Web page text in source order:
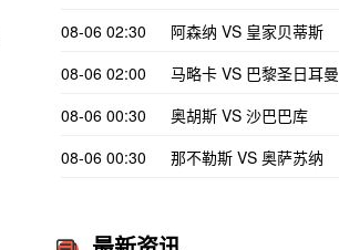
08-06 02:30
阿森纳 VS 皇家贝蒂斯
08-06 02:00
马略卡 VS 巴黎圣日耳曼
08-06 00:30
奥胡斯 VS 沙巴巴库
08-06 00:30
那不勒斯 VS 奥萨苏纳